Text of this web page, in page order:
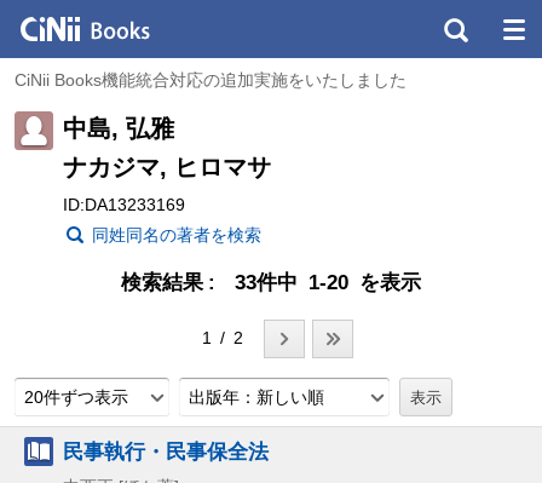
CiNii Books機能統合対応の追加実施をいたしました
中島, 弘雅
ナカジマ, ヒロマサ
ID:DA13233169
同姓同名の著者を検索
検索結果 33件中 1-20 を表示
1 / 2
20件ずつ表示 出版年：新しい順
民事執行・民事保全法